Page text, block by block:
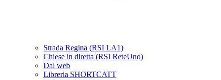
Strada Regina (RSI LA1)
Chiese in diretta (RSI ReteUno)
Dal web
Libreria SHORTCATT